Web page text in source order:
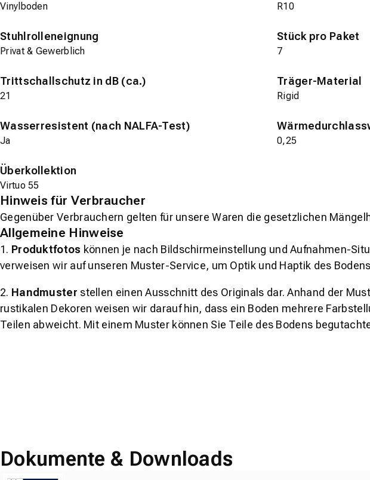
Vinylboden R10
Stuhlrolleneignung
Privat & Gewerblich
Stück pro Paket
7
Trittschallschutz in dB (ca.)
21
Träger-Material
Rigid
Wasserresistent (nach NALFA-Test)
Ja 0,25
Überkollektion
Virtuo 55
Hinweis für Verbraucher
Gegenüber Verbrauchern gelten für unsere Waren die gesetzlichen
Allgemeine Hinweise
1. Produktfotos können je nach Bildschirmeinstellung und Aufnahmen-
verweisen wir auf unseren Muster-Service, um Optik und Haptik des
2. Handmuster stellen einen Ausschnitt des Originals dar. Anhand der
rustikalen Dekoren weisen wir darauf hin, dass ein Boden mehrere
Teilen abweicht. Mit einem Muster können Sie Teile des Bodens
Dokumente & Downloads